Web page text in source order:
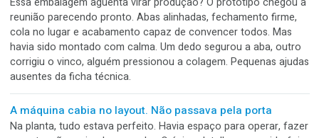
O pedido estava liberado. A matéria-prima não.
Às oito da manhã, todos tinham uma boa notícia. O
havia confirmado o prazo, compras registrou a chegada do
material, o PCP reservou a máquina e a produção terminou
setup. A máquina estava pronta. O pallet também estava ali.
Faltava apenas um detalhe capaz de parar tudo. Ninguém
usar o lote.